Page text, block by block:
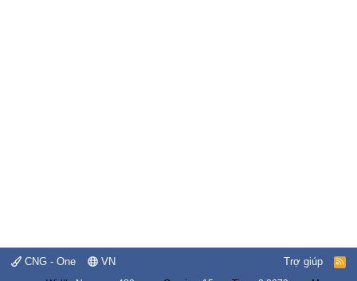
CNG - One VN Trợ giúp
R